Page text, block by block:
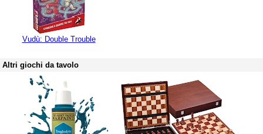
Vudù: Double Trouble
Altri giochi da tavolo